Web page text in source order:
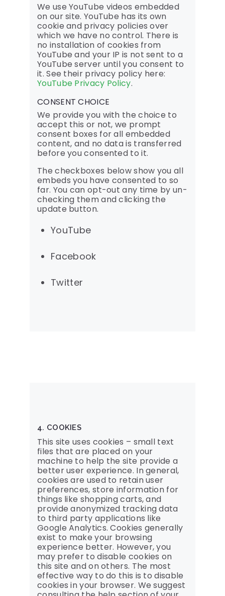
We use YouTube videos embedded
on our site. YouTube has its own
cookie and privacy policies over
which we have no control. There is
no installation of cookies from
YouTube and your IP is not sent to a
YouTube server until you consent to
it. See their privacy policy here:
YouTube Privacy Policy.
CONSENT CHOICE
We provide you with the choice to
accept this or not, we prompt
consent boxes for all embedded
content, and no data is transferred
before you consented to it.
The checkboxes below show you all
embeds you have consented to so
far. You can opt-out any time by un-
checking them and clicking the
update button.
YouTube
Facebook
Twitter
4. COOKIES
This site uses cookies – small text
files that are placed on your
machine to help the site provide a
better user experience. In general,
cookies are used to retain user
preferences, store information for
things like shopping carts, and
provide anonymized tracking data
to third party applications like
Google Analytics. Cookies generally
exist to make your browsing
experience better. However, you
may prefer to disable cookies on
this site and on others. The most
effective way to do this is to disable
cookies in your browser. We suggest